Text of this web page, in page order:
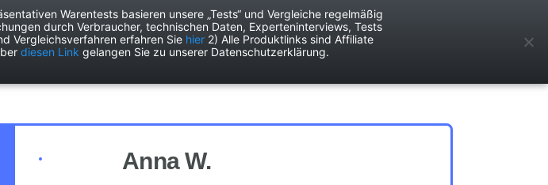
Garten Haushalt Heimwerken Services
Anna W.
Warentests basieren unsere „Tests“ und Vergleiche regelmäßig
durch Verbraucher, technischen Daten, Experteninterviews, Tests
Vergleichsverfahren erfahren Sie hier 2) Alle Produktlinks sind Affiliate
diesen Link gelangen Sie zu unserer Datenschutzerklärung.